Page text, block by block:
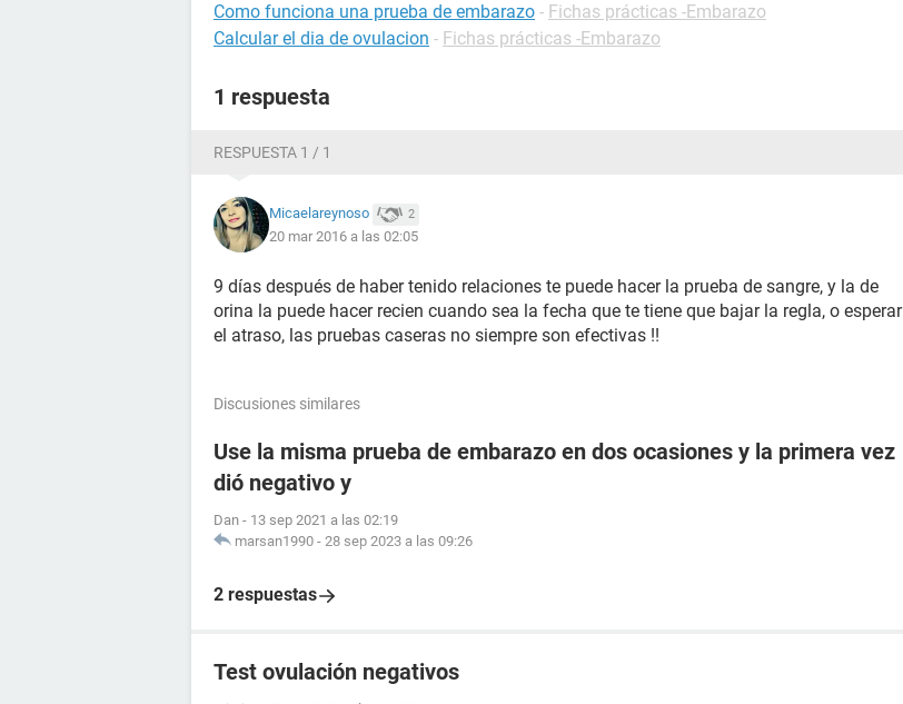
Como funciona una prueba de embarazo - Fichas prácticas -Embarazo
Calcular el dia de ovulacion - Fichas prácticas -Embarazo
1 respuesta
RESPUESTA 1 / 1
Micaelareynoso 2
20 mar 2016 a las 02:05
9 días después de haber tenido relaciones te puede hacer la prueba de sangre, y la de
orina la puede hacer recien cuando sea la fecha que te tiene que bajar la regla, o esperar
el atraso, las pruebas caseras no siempre son efectivas !!
Discusiones similares
Use la misma prueba de embarazo en dos ocasiones y la primera vez
dió negativo y
Dan - 13 sep 2021 a las 02:19
marsan1990 - 28 sep 2023 a las 09:26
2 respuestas
Test ovulación negativos